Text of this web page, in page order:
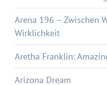
Arena 196 – Zwischen
Wirklichkeit
Aretha Franklin:
Arizona Dream